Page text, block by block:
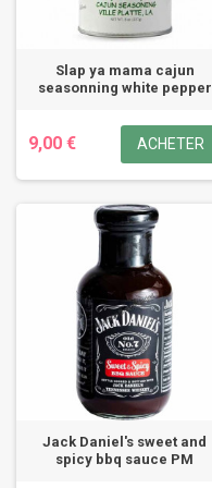
Slap ya mama cajun
seasonning white pepper
9,00 € ACHETER
Jack Daniel's sweet and
spicy bbq sauce PM